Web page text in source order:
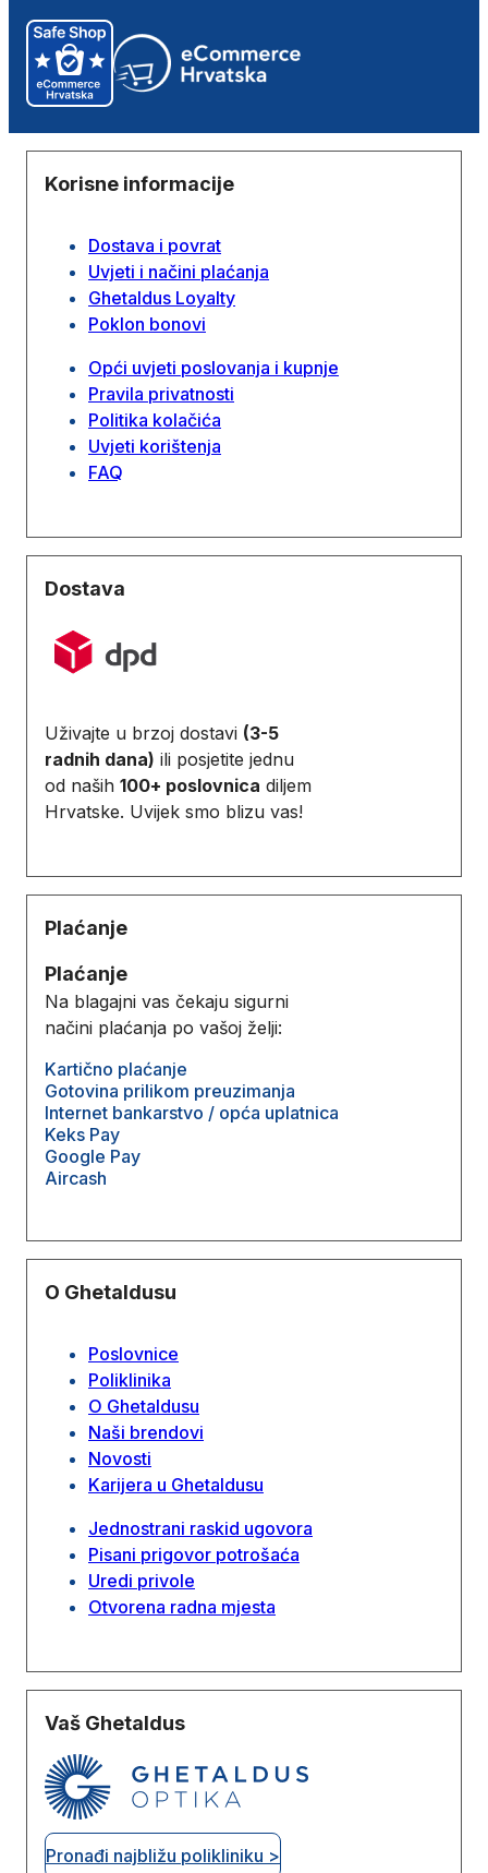
Korisne informacije
Dostava i povrat
Uvjeti i načini plaćanja
Ghetaldus Loyalty
Poklon bonovi
Opći uvjeti poslovanja i kupnje
Pravila privatnosti
Politika kolačića
Uvjeti korištenja
FAQ
Dostava
Uživajte u brzoj dostavi (3-5
radnih dana) ili posjetite jednu
od naših 100+ poslovnica diljem
Hrvatske. Uvijek smo blizu vas!
Plaćanje
Plaćanje
Na blagajni vas čekaju sigurni
načini plaćanja po vašoj želji:
Kartično plaćanje
Gotovina prilikom preuzimanja
Internet bankarstvo / opća uplatnica
Keks Pay
Google Pay
Aircash
O Ghetaldusu
Poslovnice
Poliklinika
O Ghetaldusu
Naši brendovi
Novosti
Karijera u Ghetaldusu
Jednostrani raskid ugovora
Pisani prigovor potrošaća
Uredi privole
Otvorena radna mjesta
Vaš Ghetaldus
Pronađi najbližu polikliniku >